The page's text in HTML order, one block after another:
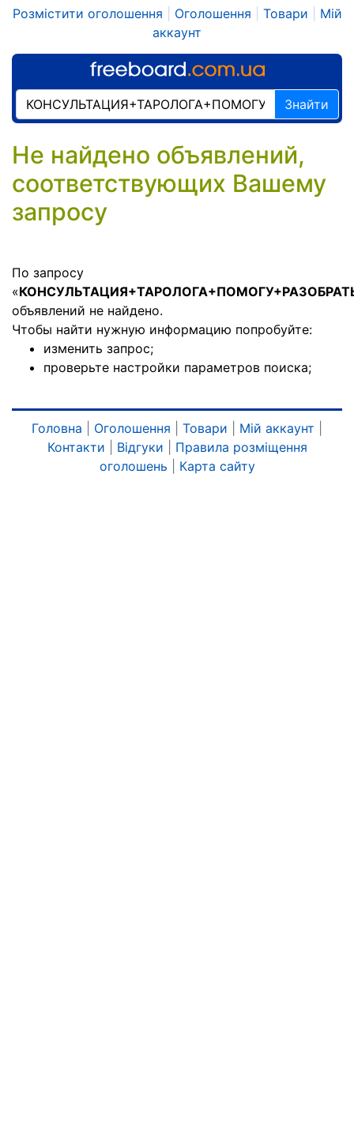
Розмістити оголошення Оголошення Товари
Мій
аккаунт
Знайти
Не найдено объявлений,
соответствующих Вашему
запросу
По запросу
«
объявлений не найдено.
Чтобы найти нужную информацию попробуйте:
изменить запрос;
проверьте настройки параметров поиска;
Головна Оголошення Товари Мій аккаунт
Контакти
Відгуки
Правила розміщення
оголошень
Карта сайту